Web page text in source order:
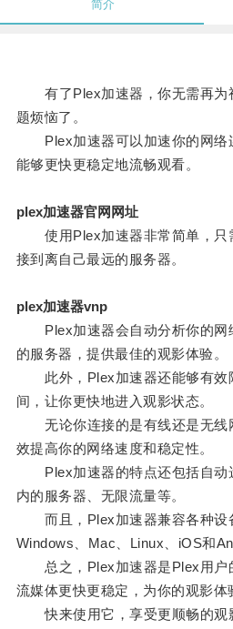
简介
有了Plex加速器，你无需再为
题烦恼了。
Plex加速器可以加速你的网络
能够更快更稳定地流畅观看。
plex加速器官网网址
使用Plex加速器非常简单，只
接到离自己最远的服务器。
plex加速器vnp
Plex加速器会自动分析你的网
的服务器，提供最佳的观影体验。
此外，Plex加速器还能够有效
间，让你更快地进入观影状态。
无论你连接的是有线还是无线
效提高你的网络速度和稳定性。
Plex加速器的特点还包括自动
内的服务器、无限流量等。
而且，Plex加速器兼容各种设
Windows、Mac、Linux、iOS和
总之，Plex加速器是Plex用户
流媒体更快更稳定，为你的观影体
快来使用它，享受更顺畅的观